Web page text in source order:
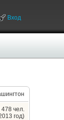
Вход
чел.
год)